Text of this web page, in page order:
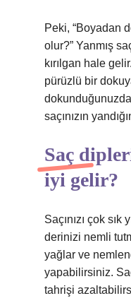
Peki, “Boyadan
olur?” Yanmış
kırılgan hale
pürüzlü bir
dokunduğunuzda
saçınızın
Saç
iyi gelir?
Saçınızı çok
derinizi nemli
yağlar ve
yapabilirsiniz.
tahrişi